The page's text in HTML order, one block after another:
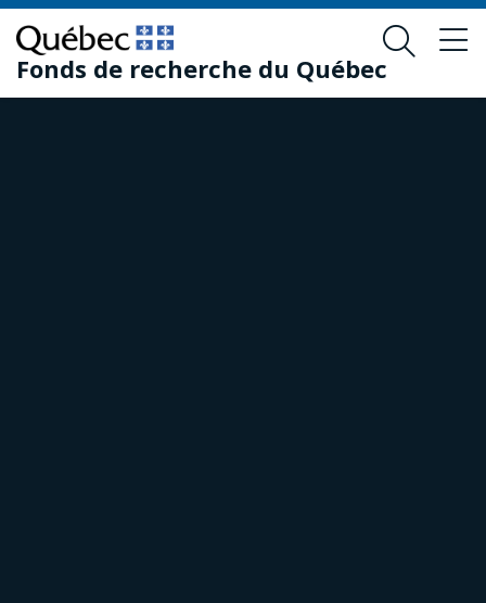
Passer
au
contenu
principal
Passer
au
pied
de
Fonds de recherche du Québec